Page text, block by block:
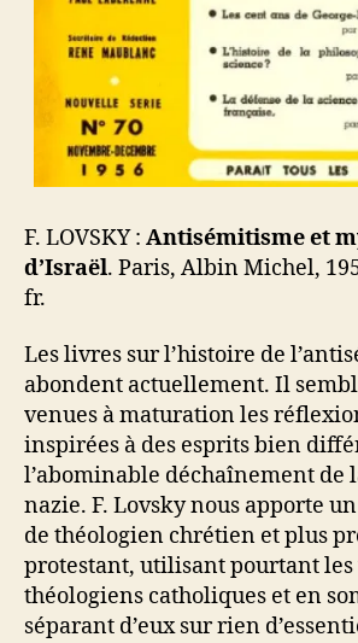
F. LOVSKY : Antisémitisme et
d’Israël. Paris, Albin Michel,
fr.
Les livres sur l’histoire de
abondent actuellement. Il
venues à maturation les
inspirées à des esprits bien
l’abominable déchaînement de
nazie. F. Lovsky nous apporte
de théologien chrétien et plus
protestant, utilisant pourtant les
théologiens catholiques et en
séparant d’eux sur rien